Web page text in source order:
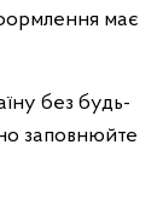
має
без будь-
заповнюйте